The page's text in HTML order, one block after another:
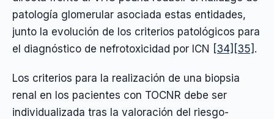
patología glomerular asociada estas entidades,
junto la evolución de los criterios patológicos para
el diagnóstico de nefrotoxicidad por ICN [34] [35] .
Los criterios para la realización de una biopsia
renal en los pacientes con TOCNR debe ser
individualizada tras la valoración del riesgo-